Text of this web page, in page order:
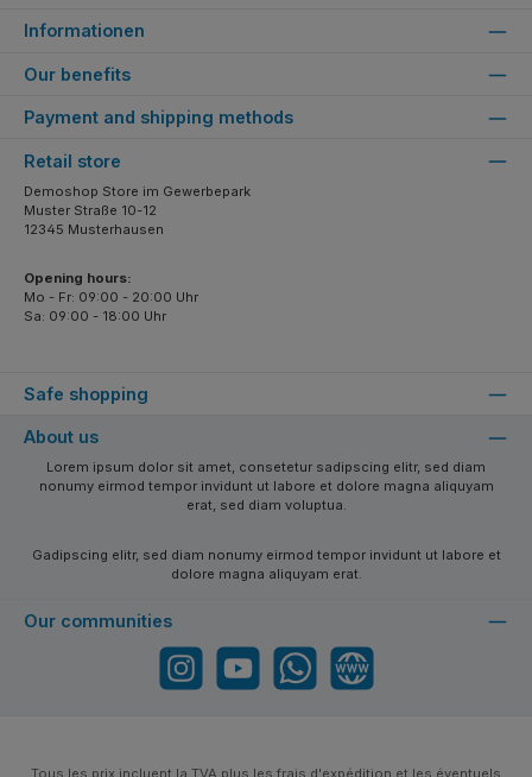
Informationen
Our benefits
Payment and shipping methods
Safe shopping
Retail store
Demoshop Store im Gewerbepark
Muster Straße 10-12
12345 Musterhausen
Opening hours:
Mo - Fr: 09:00 - 20:00 Uhr
Sa: 09:00 - 18:00 Uhr
About us
Lorem ipsum dolor sit amet, consetetur sadipscing elitr, sed diam
nonumy eirmod tempor invidunt ut labore et dolore magna aliquyam
erat, sed diam voluptua.
Gadipscing elitr, sed diam nonumy eirmod tempor invidunt ut labore et
dolore magna aliquyam erat.
Our communities
Instagram YouTube WhatsApp Website
Tous les prix incluent la TVA plus les frais d'expédition et les éventuels